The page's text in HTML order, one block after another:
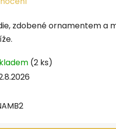
zdobené ornamentem a
(2 ks)